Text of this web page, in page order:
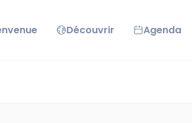
Découvrir Agenda